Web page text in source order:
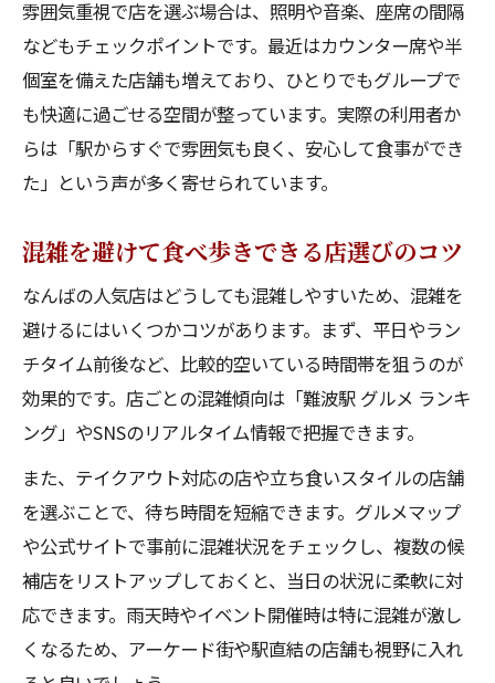
雰囲気重視で店を選ぶ場合は、照明や音楽、座席の間隔
などもチェックポイントです。最近はカウンター席や半
個室を備えた店舗も増えており、ひとりでもグループで
も快適に過ごせる空間が整っています。実際の利用者か
らは「駅からすぐで雰囲気も良く、安心して食事ができ
た」という声が多く寄せられています。
混雑を避けて食べ歩きできる店選びのコツ
なんばの人気店はどうしても混雑しやすいため、混雑を
避けるにはいくつかコツがあります。まず、平日やラン
チタイム前後など、比較的空いている時間帯を狙うのが
効果的です。店ごとの混雑傾向は「難波駅 グルメ ランキ
ング」やSNSのリアルタイム情報で把握できます。
また、テイクアウト対応の店や立ち食いスタイルの店舗
を選ぶことで、待ち時間を短縮できます。グルメマップ
や公式サイトで事前に混雑状況をチェックし、複数の候
補店をリストアップしておくと、当日の状況に柔軟に対
応できます。雨天時やイベント開催時は特に混雑が激し
くなるため、アーケード街や駅直結の店舗も視野に入れ